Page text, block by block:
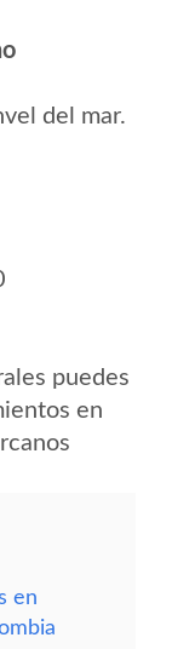
del mar.
puedes
en
en